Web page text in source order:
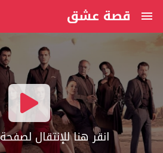
قصة عشق
انقر هنا للإنتقال